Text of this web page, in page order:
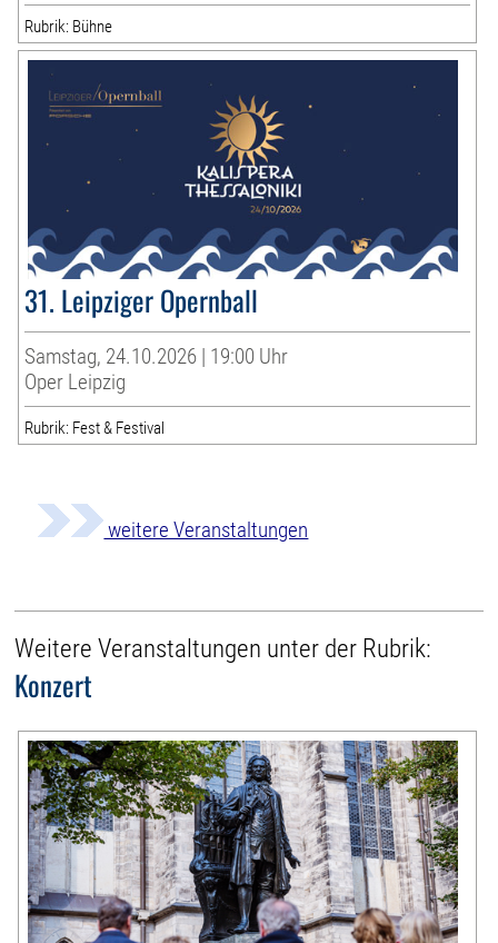
Rubrik: Bühne
31. Leipziger Opernball
Samstag, 24.10.2026 | 19:00 Uhr
Oper Leipzig
Rubrik: Fest & Festival
weitere Veranstaltungen
Weitere Veranstaltungen unter der Rubrik:
Konzert